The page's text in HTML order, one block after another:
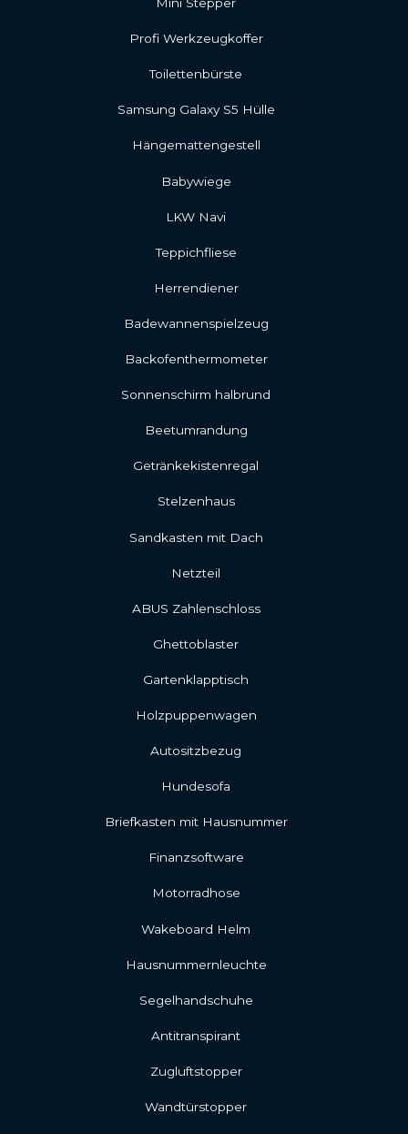
Profi Werkzeugkoffer
Toilettenbürste
Samsung Galaxy S5 Hülle
Hängemattengestell
Babywiege
LKW Navi
Teppichfliese
Herrendiener
Badewannenspielzeug
Backofenthermometer
Sonnenschirm halbrund
Beetumrandung
Getränkekistenregal
Stelzenhaus
Sandkasten mit Dach
Netzteil
ABUS Zahlenschloss
Ghettoblaster
Gartenklapptisch
Holzpuppenwagen
Autositzbezug
Hundesofa
Briefkasten mit Hausnummer
Finanzsoftware
Motorradhose
Wakeboard Helm
Hausnummernleuchte
Segelhandschuhe
Antitranspirant
Zugluftstopper
Wandtürstopper